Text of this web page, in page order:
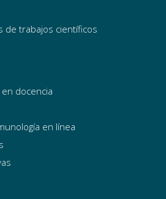
de trabajos científicos
docencia
en línea